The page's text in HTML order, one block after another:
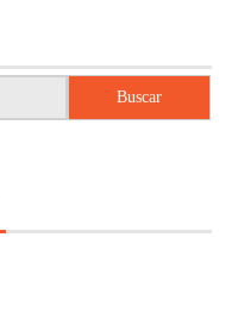
Buscar